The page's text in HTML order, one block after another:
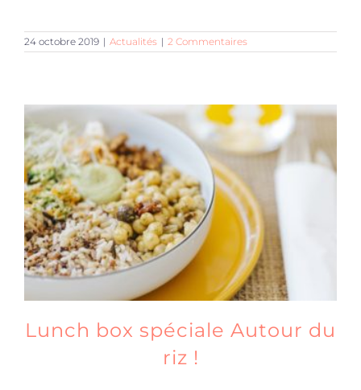
24 octobre 2019 | Actualités | 2 Commentaires
Lunch box spéciale Autour du
riz !